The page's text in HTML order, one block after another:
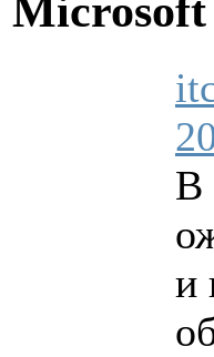
Microsoft
В
и